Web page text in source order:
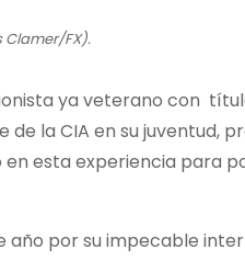
Clamer/FX).
ya veterano con
de la CIA en su juventud,
en esta experiencia para
año por su impecable